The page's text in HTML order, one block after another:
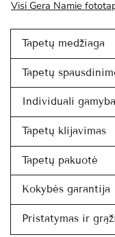
Visi Gera Namie
Tapetų medžiaga
Tapetų
Individuali gamyba
Tapetų klijavimas
Tapetų pakuotė
Kokybės garantija
Pristatymas ir